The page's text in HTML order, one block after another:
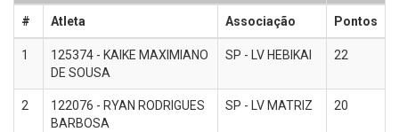
# Atleta Associação Pontos
1
125374 - KAIKE MAXIMIANO
DE SOUSA
SP - LV HEBIKAI 22
2
122076 - RYAN RODRIGUES
BARBOSA
SP - LV MATRIZ 20